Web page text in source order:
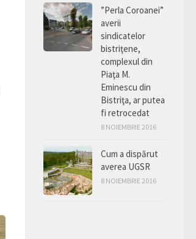
”Perla Coroanei”
averii
sindicatelor
bistriţene,
complexul din
Piaţa M.
Eminescu din
Bistriţa, ar putea
fi retrocedat
8 NOIEMBRIE 2016
Cum a dispărut
averea UGSR
8 NOIEMBRIE 2016